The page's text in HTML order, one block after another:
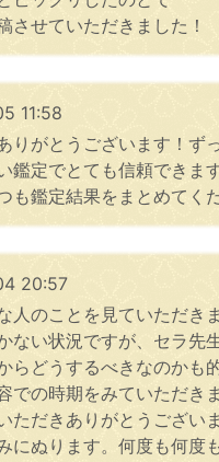
させていただきました！
11:58
りがとうございます！ず
鑑定でとても信頼できま
も鑑定結果をまとめて
20:57
人のことを見ていただきま
ない状況ですが、セラ先
らどうするべきなのかも
での時期をみていただき
ただきありがとうございま
にぬります。何度も何度